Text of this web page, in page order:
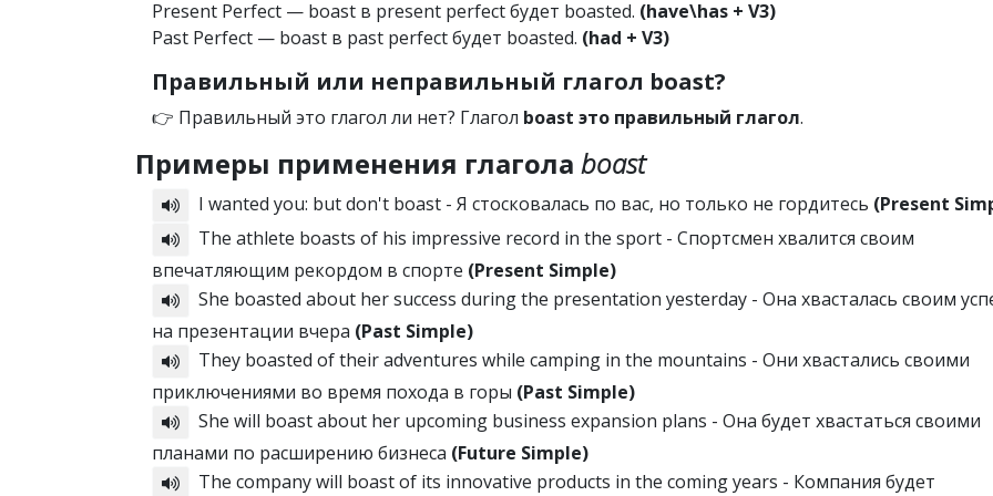
Present Perfect — boast в present perfect будет boasted. (have\has + V3)
Past Perfect — boast в past perfect будет boasted. (had + V3)
Правильный или неправильный глагол boast?
👉 Правильный это глагол ли нет? Глагол boast это правильный глагол.
Примеры применения глагола boast
I wanted you: but don't boast - Я стосковалась по вас, но только не гордитесь (Present
The athlete boasts of his impressive record in the sport - Спортсмен хвалится своим
впечатляющим рекордом в спорте (Present Simple)
She boasted about her success during the presentation yesterday - Она хвасталась своим
на презентации вчера (Past Simple)
They boasted of their adventures while camping in the mountains - Они хвастались своими
приключениями во время похода в горы (Past Simple)
She will boast about her upcoming business expansion plans - Она будет хвастаться своими
планами по расширению бизнеса (Future Simple)
The company will boast of its innovative products in the coming years - Компания будет